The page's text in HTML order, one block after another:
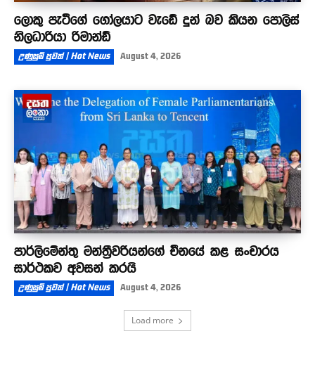
ලොකු පැටීගේ ගෝලයාට වැඩේ දුන් බව කියන පොලිස්
නිලධාරියා රිමාන්ඩ්
උණුසුම් පුවත් | Hot News August 4, 2026
පාර්ලිමේන්තු මන්ත්‍රීවරියන්ගේ චීනයේ කළ සංචාරය
සාර්ථකව අවසන් කරයි
උණුසුම් පුවත් | Hot News August 4, 2026
Load more